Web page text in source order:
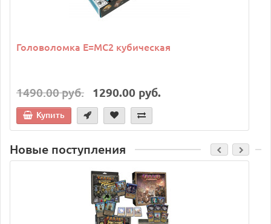
Головоломка E=MC2 кубическая
1490.00 руб. 1290.00 руб.
Купить
Новые поступления